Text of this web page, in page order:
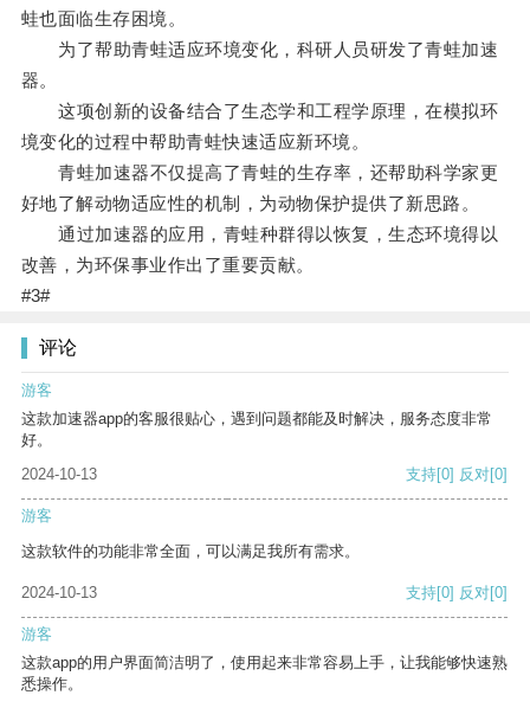
蛙也面临生存困境。
为了帮助青蛙适应环境变化，科研人员研发了青蛙加速
器。
这项创新的设备结合了生态学和工程学原理，在模拟环
境变化的过程中帮助青蛙快速适应新环境。
青蛙加速器不仅提高了青蛙的生存率，还帮助科学家更
好地了解动物适应性的机制，为动物保护提供了新思路。
通过加速器的应用，青蛙种群得以恢复，生态环境得以
改善，为环保事业作出了重要贡献。
#3#
评论
游客
这款加速器app的客服很贴心，遇到问题都能及时解决，服务态度非常
好。
2024-10-13
支持[0] 反对[0]
游客
这款软件的功能非常全面，可以满足我所有需求。
2024-10-13 支持[0] 反对[0]
游客
这款app的用户界面简洁明了，使用起来非常容易上手，让我能够快速熟
悉操作。